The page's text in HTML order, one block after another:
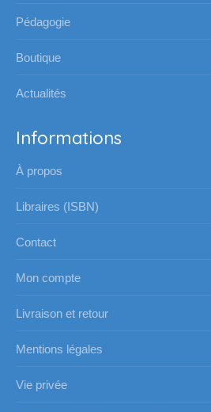
fenêtrefenêtre
Pédagogie
Boutique
Actualités
Informations
À propos
Libraires (ISBN)
Contact
Mon compte
Livraison et retour
Mentions légales
Vie privée